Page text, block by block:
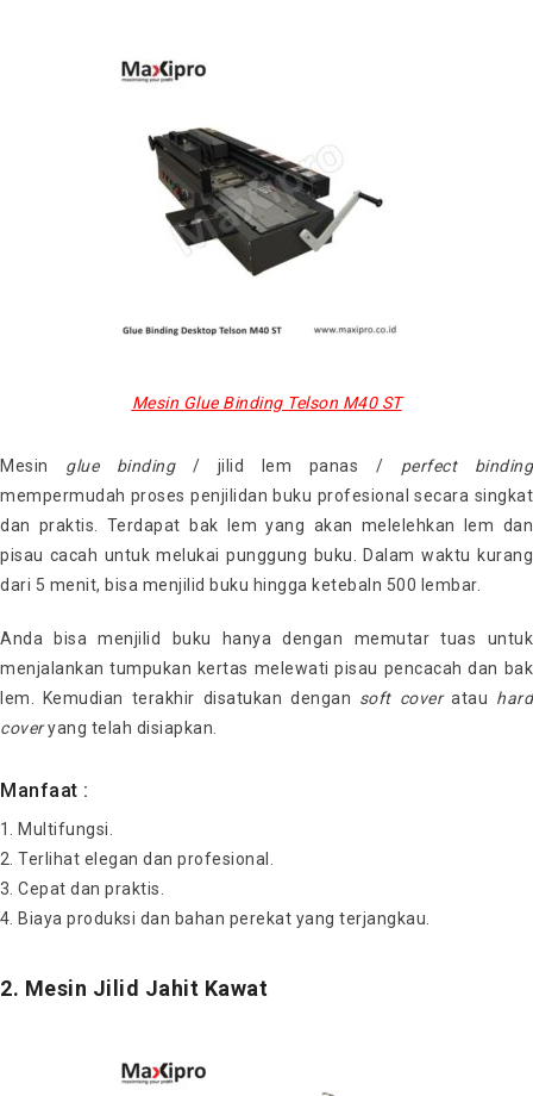
Mesin Glue Binding Telson M40 ST
Mesin glue binding/ jilid lem panas / perfect binding
mempermudah proses penjilidan buku profesional secara singkat
dan praktis. Terdapat bak lem yang akan melelehkan lem dan
pisau cacah untuk melukai punggung buku. Dalam waktu kurang
dari 5 menit, bisa menjilid buku hingga ketebaln 500 lembar.
Anda bisa menjilid buku hanya dengan memutar tuas untuk
menjalankan tumpukan kertas melewati pisau pencacah dan bak
lem. Kemudian terakhir disatukan dengan soft coveratau hard
coveryang telah disiapkan.
Manfaat :
Multifungsi.
Terlihat elegan dan profesional.
Cepat dan praktis.
Biaya produksi dan bahan perekat yang terjangkau.
2. Mesin Jilid Jahit Kawat